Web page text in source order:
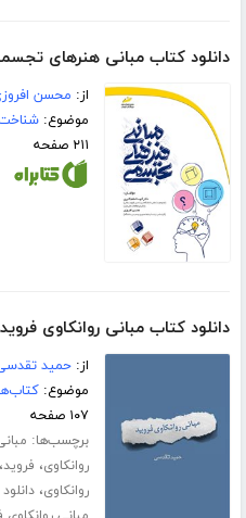
دانلود کتاب مبانی هنرهای
از: محسن
موضوع:
۲۱۱ صفحه
دانلود کتاب مبانی روانکاوی فروید
از:حمید
موضوع:
۱۰۷ صفحه
برچسب‌ها:
روانکاوی، فروید
روانکاوی،